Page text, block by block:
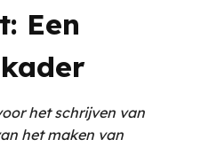
Een
het schrijven van
het maken van